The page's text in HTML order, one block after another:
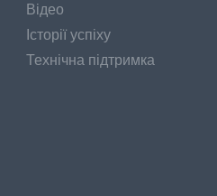
Відео
Історії успіху
Технічна підтримка